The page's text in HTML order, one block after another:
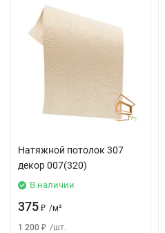
Натяжной потолок 307
декор 007(320)
В наличии
375 ₽ /м²
1 200 ₽ /шт.